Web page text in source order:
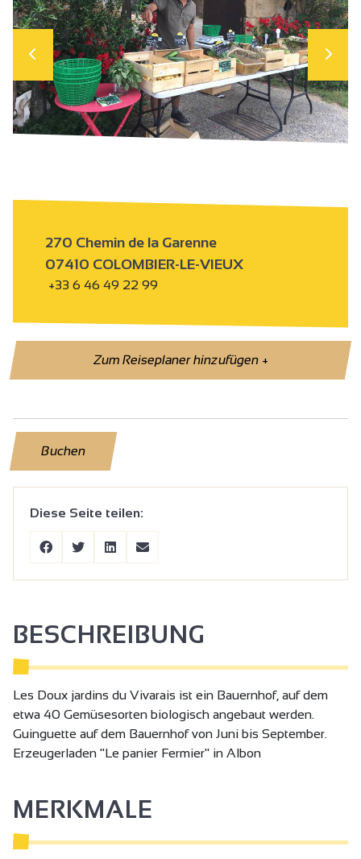
270 Chemin de la Garenne
07410 COLOMBIER-LE-VIEUX
+33 6 46 49 22 99
Zum Reiseplaner hinzufügen+
Buchen
Diese Seite teilen:
BESCHREIBUNG
Les Doux jardins du Vivarais ist ein Bauernhof, auf dem
etwa 40 Gemüsesorten biologisch angebaut werden.
Guinguette auf dem Bauernhof von Juni bis September.
Erzeugerladen "Le panier Fermier" in Albon
MERKMALE